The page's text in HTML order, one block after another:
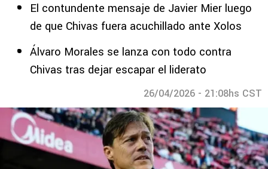
El contundente mensaje de Javier Mier luego
de que Chivas fuera acuchillado ante Xolos
Álvaro Morales se lanza con todo contra
Chivas tras dejar escapar el liderato
26/04/2026 - 21:08hs CST